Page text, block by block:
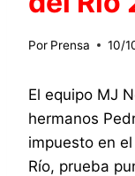
Por Prensa 10/
El equipo MJ
hermanos
impuesto en
Río, prueba